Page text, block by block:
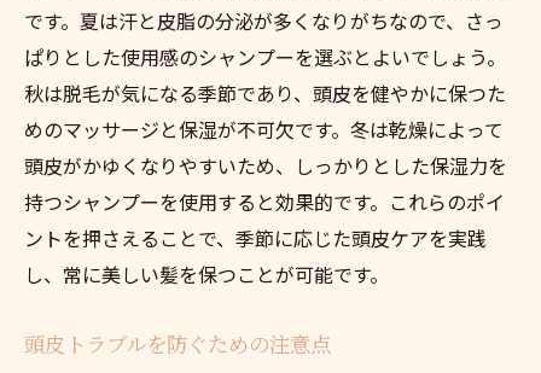
です。夏は汗と皮脂の分泌が多くなりがちなので、さっ
ぱりとした使用感のシャンプーを選ぶとよいでしょう。
秋は脱毛が気になる季節であり、頭皮を健やかに保つた
めのマッサージと保湿が不可欠です。冬は乾燥によって
頭皮がかゆくなりやすいため、しっかりとした保湿力を
持つシャンプーを使用すると効果的です。これらのポイ
ントを押さえることで、季節に応じた頭皮ケアを実践
し、常に美しい髪を保つことが可能です。
頭皮トラブルを防ぐための注意点